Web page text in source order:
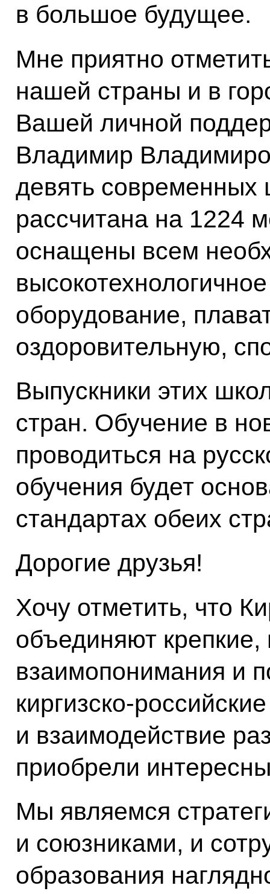
в большое будущее.
Мне приятно
нашей страны и в
Вашей личной
Владимир
девять современных
рассчитана на 1224
оснащены всем
оборудование,
оздоровительную,
Выпускники этих
стран. Обучение в
проводиться на
обучения будет
стандартах обеих
Дорогие друзья!
Хочу отметить, что
объединяют
взаимопонимания и
киргизско-
и взаимодействие
приобрели
Мы являемся
и союзниками, и
образования